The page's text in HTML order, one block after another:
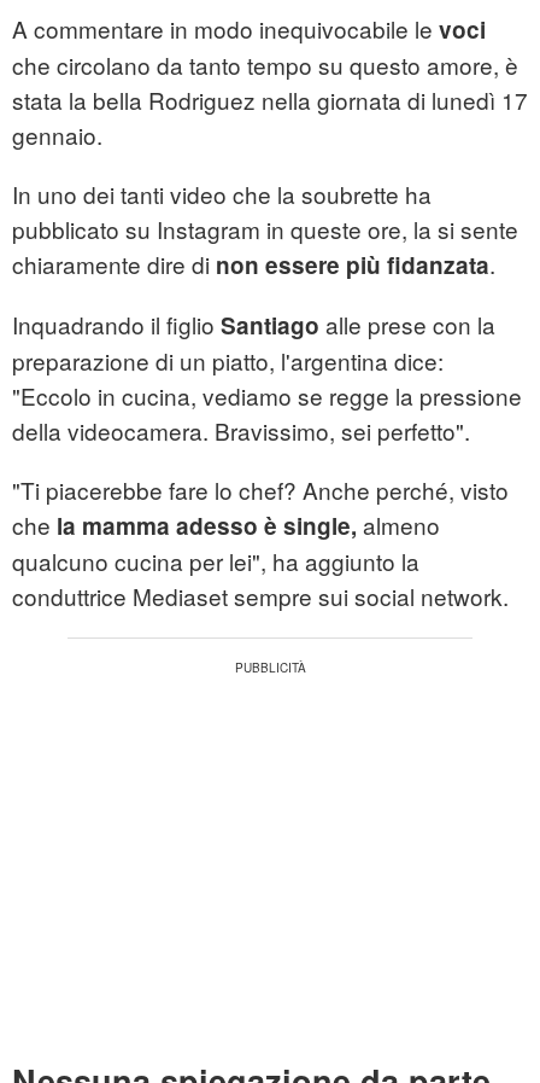
A commentare in modo inequivocabile le voci
che circolano da tanto tempo su questo amore, è
stata la bella Rodriguez nella giornata di lunedì 17
gennaio.
In uno dei tanti video che la soubrette ha
pubblicato su Instagram in queste ore, la si sente
chiaramente dire di non essere più fidanzata.
Inquadrando il figlio Santiago alle prese con la
preparazione di un piatto, l'argentina dice:
"Eccolo in cucina, vediamo se regge la pressione
della videocamera. Bravissimo, sei perfetto".
"Ti piacerebbe fare lo chef? Anche perché, visto
che la mamma adesso è single, almeno
qualcuno cucina per lei", ha aggiunto la
conduttrice Mediaset sempre sui social network.